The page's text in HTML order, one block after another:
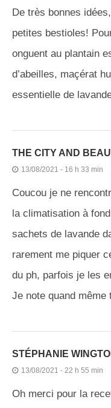
De très bonnes
petites bestioles!
onguent au plantain
d’abeilles, maçérat
essentielle de
THE CITY AND
13/08/2021 - 16 h 33 min
Coucou je ne
la climatisation à
sachets de lavande
rarement me piquer
du ph, parfois je les
Je note quand même
STÉPHANIE
13/08/2021 - 22 h 55 min
Oh merci pour la